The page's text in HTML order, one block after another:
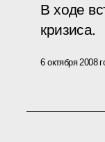
В ходе
кризиса.
6 октября 2008